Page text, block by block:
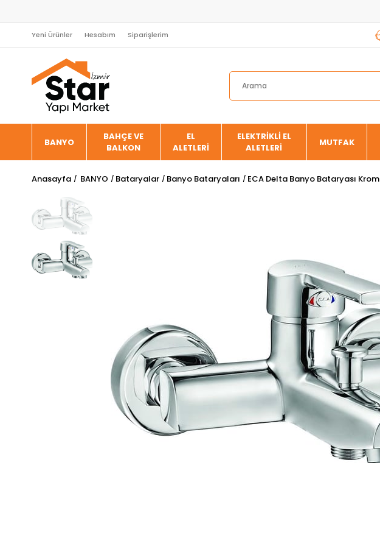
Yeni Ürünler Hesabım Siparişlerim
BANYO
BAHÇE VE
BALKON
EL
ALETLERİ
ELEKTRİKLİ EL
ALETLERİ
MUTFAK
Anasayfa BANYO Bataryalar Banyo Bataryaları ECA Delta Banyo Bataryası Krom